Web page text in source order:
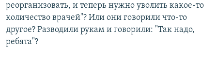
реорганизовать, и теперь нужно уволить какое-то
количество врачей"? Или они говорили что-то
другое? Разводили рукам и говорили: "Так надо,
ребята"?